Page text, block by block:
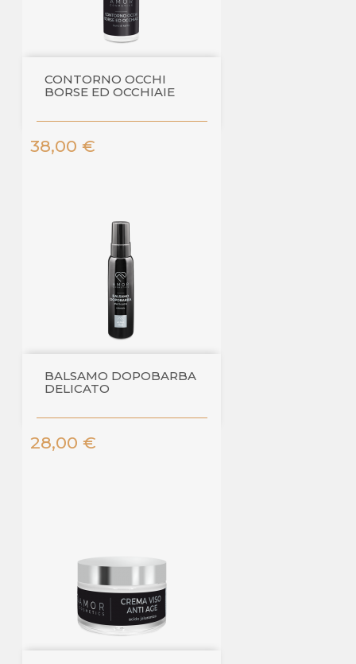
CONTORNO OCCHI
BORSE ED OCCHIAIE
Prezzo
38,00 €
BALSAMO DOPOBARBA
DELICATO
Prezzo
28,00 €